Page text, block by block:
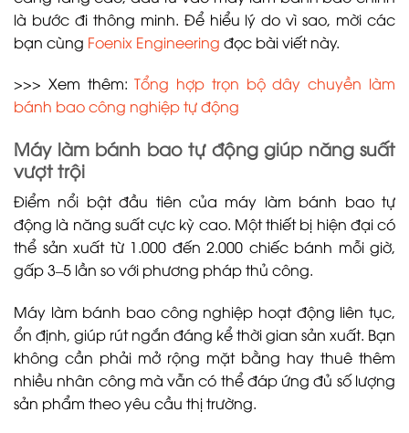
là bước đi thông minh. Để hiểu lý do vì sao, mời các
bạn cùng Foenix Engineering đọc bài viết này.
>>> Xem thêm:Tổng hợp trọn bộ dây chuyền làm
bánh bao công nghiệp tự động
Máy làm bánh bao tự động giúp năng suất
vượt trội
Điểm nổi bật đầu tiên của máy làm bánh bao tự
động là năng suất cực kỳ cao. Một thiết bị hiện đại có
thể sản xuất từ 1.000 đến 2.000 chiếc bánh mỗi giờ,
gấp 3–5 lần so với phương pháp thủ công.
Máy làm bánh bao công nghiệp hoạt động liên tục,
ổn định, giúp rút ngắn đáng kể thời gian sản xuất. Bạn
không cần phải mở rộng mặt bằng hay thuê thêm
nhiều nhân công mà vẫn có thể đáp ứng đủ số lượng
sản phẩm theo yêu cầu thị trường.